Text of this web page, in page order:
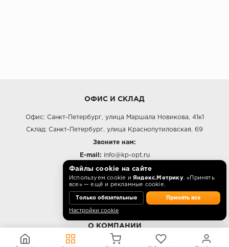
ОФИС И СКЛАД
Офис: Санкт-Петербург, улица Маршала Новикова, 41к1
Склад: Санкт-Петербург, улица Краснопутиловская, 69
Звоните нам:
E-mail: info@kp-opt.ru
Режим работы
10:00 - 18:00 пн-пт.
О КОМПАНИИ
Контакты
Файлы cookie на сайте
Используем cookie и Яндекс.Метрику. «Принять
все» — ещё и рекламные cookie.
Только обязательные Принять все
Настройки cookie